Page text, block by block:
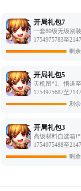
开局礼包7
一套80级无级别
1754975783至
剩
开局礼包5
1754975687至
剩
开局礼包3
1754975488至
剩